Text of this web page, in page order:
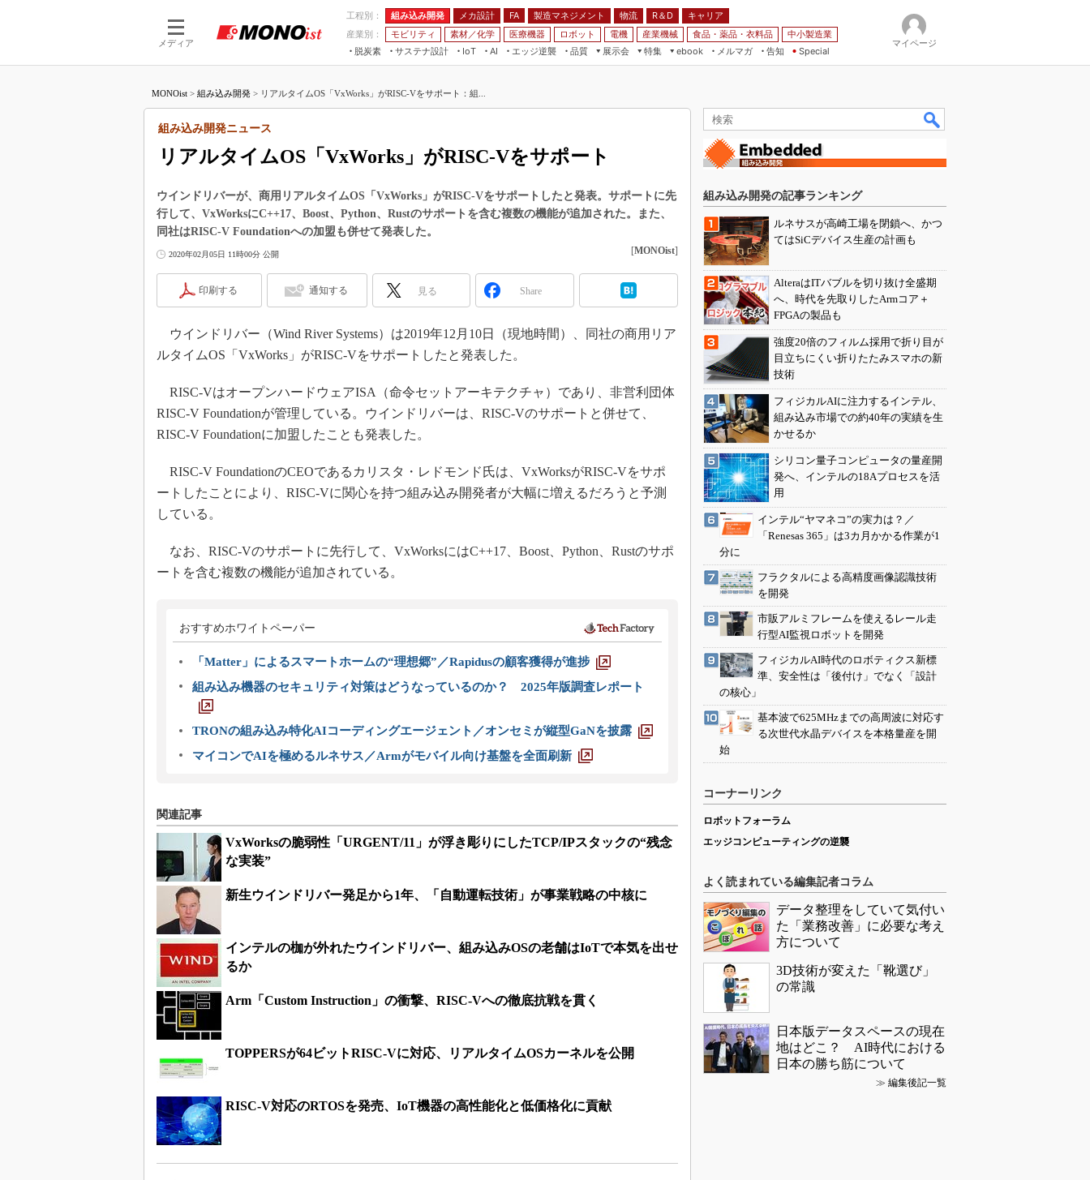
メディア
工程別： 組み込み開発 メカ設計 FA 製造マネジメント 物流 R＆D
キャリア
産業別：
モビリティ 素材／化学 医療機器 ロボット 電機 産業機械 食品・薬品・衣料品
中小製造業
脱炭素
サステナ設計
IoT
つながる工場
AI
AI×設備保全
エッジ逆襲 品質
展示会
JIMTOF
IIFES
ジャパンモビリティショー
スマート工場EXPO
EdgeTech+
日本ものづくりワールド
AUTOMOTIVE WORLD
特集
つながるクルマ
フィールドサービス
FPGA
組み込み画像技術
車載ソフト開発
無償設計ツール
デジタルツインとCAE
S＆OP
イノベーション
製造業ビッグデータ
植物工場
制御セキュリティ
新型コロナへの対応
ebook
FA
モビリティ
素材／化学
メルマガ
告知 Special
マイページ
MONOist > 組み込み開発 > リアルタイムOS「VxWorks」がRISC-Vをサポート：組...
リアルタイムOS「VxWorks」がRISC-Vをサポート
組み込み開発ニュース
ウインドリバーが、商用リアルタイムOS「VxWorks」がRISC-Vをサポートしたと発表。サポートに先
行して、VxWorksにC++17、Boost、Python、Rustのサポートを含む複数の機能が追加された。また、
同社はRISC-V Foundationへの加盟も併せて発表した。
2020年02月05日 11時00分 公開 [MONOist]
印刷する 通知する 見る Share
ウインドリバー（Wind River Systems）は2019年12月10日（現地時間）、同社の商用リア
ルタイムOS「VxWorks」がRISC-Vをサポートしたと発表した。
RISC-VはオープンハードウェアISA（命令セットアーキテクチャ）であり、非営利団体
RISC-V Foundationが管理している。ウインドリバーは、RISC-Vのサポートと併せて、
RISC-V Foundationに加盟したことも発表した。
RISC-V FoundationのCEOであるカリスタ・レドモンド氏は、VxWorksがRISC-Vをサポ
ートしたことにより、RISC-Vに関心を持つ組み込み開発者が大幅に増えるだろうと予測
している。
なお、RISC-Vのサポートに先行して、VxWorksにはC++17、Boost、Python、Rustのサポ
ートを含む複数の機能が追加されている。
おすすめホワイトペーパー
「Matter」によるスマートホームの“理想郷”／Rapidusの顧客獲得が進捗
組み込み機器のセキュリティ対策はどうなっているのか？ 2025年版調査レポート
TRONの組み込み特化AIコーディングエージェント／オンセミが縦型GaNを披露
マイコンでAIを極めるルネサス／Armがモバイル向け基盤を全面刷新
関連記事
VxWorksの脆弱性「URGENT/11」が浮き彫りにしたTCP/IPスタックの“残念
な実装”
新生ウインドリバー発足から1年、「自動運転技術」が事業戦略の中核に
インテルの枷が外れたウインドリバー、組み込みOSの老舗はIoTで本気を出せ
るか
Arm「Custom Instruction」の衝撃、RISC-Vへの徹底抗戦を貫く
TOPPERSが64ビットRISC-Vに対応、リアルタイムOSカーネルを公開
RISC-V対応のRTOSを発売、IoT機器の高性能化と低価格化に貢献
組み込み開発の記事ランキング
ルネサスが高崎工場を閉鎖へ、かつ
てはSiCデバイス生産の計画も
AlteraはITバブルを切り抜け全盛期
へ、時代を先取りしたArmコア＋
FPGAの製品も
強度20倍のフィルム採用で折り目が
目立ちにくい折りたたみスマホの新
技術
フィジカルAIに注力するインテル、
組み込み市場での約40年の実績を生
かせるか
シリコン量子コンピュータの量産開
発へ、インテルの18Aプロセスを活
用
インテル“ヤマネコ”の実力は？／
「Renesas 365」は3カ月かかる作業が1
分に
フラクタルによる高精度画像認識技術
を開発
市販アルミフレームを使えるレール走
行型AI監視ロボットを開発
フィジカルAI時代のロボティクス新標
準、安全性は「後付け」でなく「設計
の核心」
基本波で625MHzまでの高周波に対応す
る次世代水晶デバイスを本格量産を開
始
コーナーリンク
ロボットフォーラム
エッジコンピューティングの逆襲
よく読まれている編集記者コラム
データ整理をしていて気付い
た「業務改善」に必要な考え
方について
3D技術が変えた「靴選び」
の常識
日本版データスペースの現在
地はどこ？ AI時代における
日本の勝ち筋について
≫ 編集後記一覧